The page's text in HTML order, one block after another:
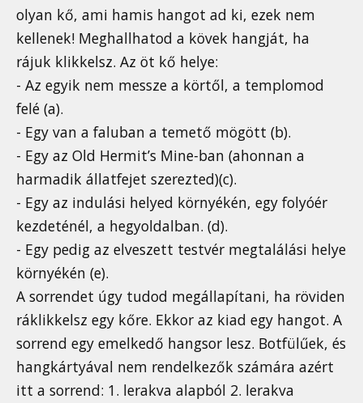
olyan kő, ami hamis hangot ad ki, ezek nem
kellenek! Meghallhatod a kövek hangját, ha
rájuk klikkelsz. Az öt kő helye:
- Az egyik nem messze a körtől, a templomod
felé (a).
- Egy van a faluban a temető mögött (b).
- Egy az Old Hermit’s Mine-ban (ahonnan a
harmadik állatfejet szerezted)(c).
- Egy az indulási helyed környékén, egy folyóér
kezdeténél, a hegyoldalban. (d).
- Egy pedig az elveszett testvér megtalálási helye
környékén (e).
A sorrendet úgy tudod megállapítani, ha röviden
ráklikkelsz egy kőre. Ekkor az kiad egy hangot. A
sorrend egy emelkedő hangsor lesz. Botfülűek, és
hangkártyával nem rendelkezők számára azért
itt a sorrend: 1. lerakva alapból 2. lerakva